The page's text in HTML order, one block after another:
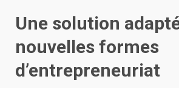
Une solution
nouvelles formes
d’entrepreneuriat